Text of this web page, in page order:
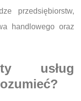
przedsiębiorstw,
handlowego oraz
usług